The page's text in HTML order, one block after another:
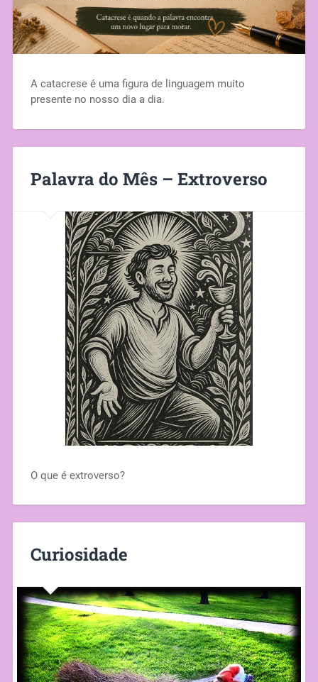
A catacrese é uma figura de linguagem muito
presente no nosso dia a dia.
Palavra do Mês – Extroverso
O que é extroverso?
Curiosidade